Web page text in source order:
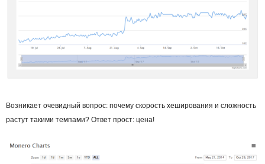
Возникает очевидный вопрос: почему скорость хеширования и сложность
растут такими темпами? Ответ прост: цена!